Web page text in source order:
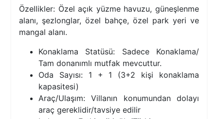
Özellikler: Özel açık yüzme havuzu, güneşlenme
alanı, şezlonglar, özel bahçe, özel park yeri ve
mangal alanı.
Konaklama Statüsü: Sadece Konaklama/
Tam donanımlı mutfak mevcuttur.
Oda Sayısı: 1 + 1 (3+2 kişi konaklama
kapasitesi)
Araç/Ulaşım: Villanın konumundan dolayı
araç gereklidir/tavsiye edilir